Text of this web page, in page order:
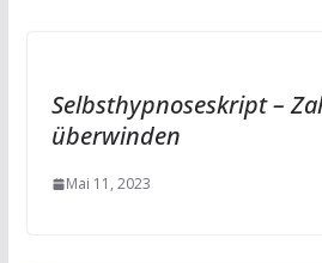
Selbsthypnoseskript –
überwinden
Mai 11, 2023